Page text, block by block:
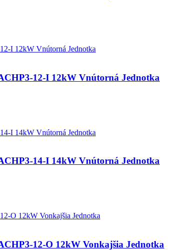
12-I 12kW Vnútorná Jednotka
14-I 14kW Vnútorná Jednotka
12-O 12kW Vonkajšia Jednotka